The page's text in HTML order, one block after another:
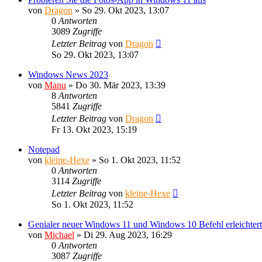
von Dragon » So 29. Okt 2023, 13:07
0 Antworten
3089 Zugriffe
Letzter Beitrag von Dragon
So 29. Okt 2023, 13:07
Windows News 2023
von Manu » Do 30. Mär 2023, 13:39
8 Antworten
5841 Zugriffe
Letzter Beitrag von Dragon
Fr 13. Okt 2023, 15:19
Notepad
von kleine-Hexe » So 1. Okt 2023, 11:52
0 Antworten
3114 Zugriffe
Letzter Beitrag von kleine-Hexe
So 1. Okt 2023, 11:52
Genialer neuer Windows 11 und Windows 10 Befehl
von Michael » Di 29. Aug 2023, 16:29
0 Antworten
3087 Zugriffe